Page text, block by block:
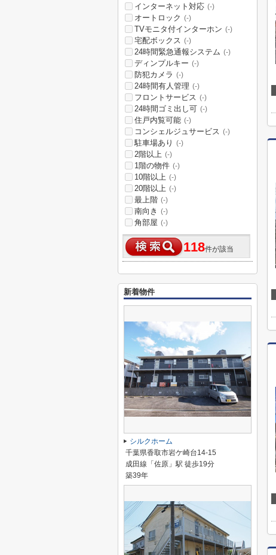
インターネット対応 (-)
オートロック (-)
TVモニタ付インターホン (-)
宅配ボックス (-)
24時間緊急通報システム (-)
ディンプルキー (-)
防犯カメラ (-)
24時間有人管理 (-)
フロントサービス (-)
24時間ゴミ出し可 (-)
住戸内覧可能 (-)
コンシェルジュサービス (-)
駐車場あり (-)
2階以上 (-)
1階の物件 (-)
10階以上 (-)
20階以上 (-)
最上階 (-)
南向き (-)
角部屋 (-)
118件が該当
新着物件
シルクホーム
千葉県香取市岩ケ崎台14-15
成田線「佐原」駅 徒歩19分
築39年